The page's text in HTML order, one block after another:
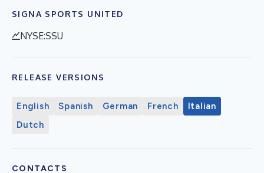
SIGNA SPORTS UNITED
NYSE:SSU
RELEASE VERSIONS
English Spanish German French
Italian
Dutch
CONTACTS